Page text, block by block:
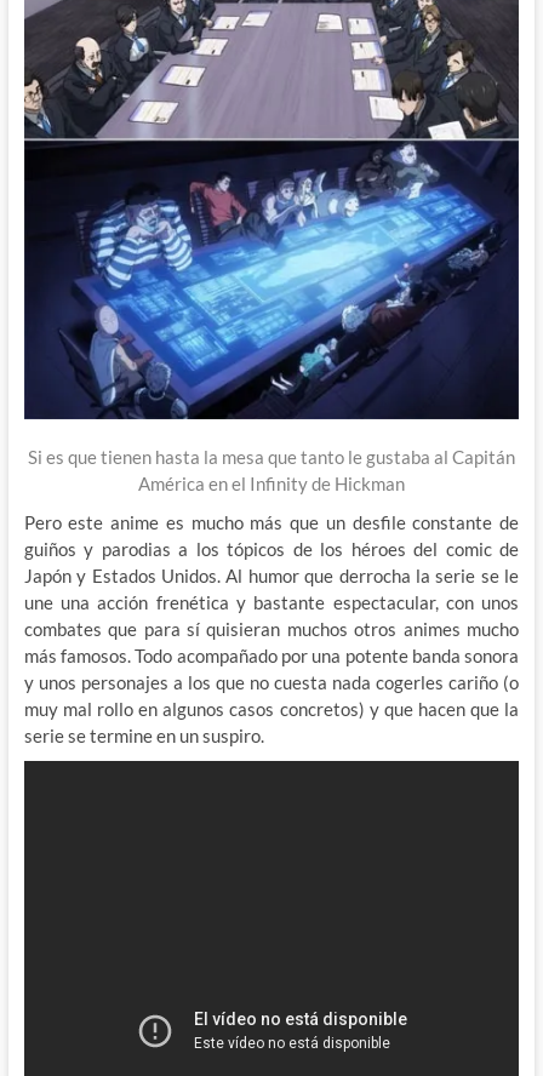
Si es que tienen hasta la mesa que tanto le gustaba al Capitán
América en el Infinity de Hickman
Pero este anime es mucho más que un desfile constante de
guiños y parodias a los tópicos de los héroes del comic de
Japón y Estados Unidos. Al humor que derrocha la serie se le
une una acción frenética y bastante espectacular, con unos
combates que para sí quisieran muchos otros animes mucho
más famosos. Todo acompañado por una potente banda sonora
y unos personajes a los que no cuesta nada cogerles cariño (o
muy mal rollo en algunos casos concretos) y que hacen que la
serie se termine en un suspiro.